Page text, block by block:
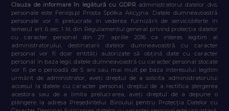
Clauza de informare în legătură cu GDPR administratorul datelor dvs.
personale este Feniqs.pl Prosta Spółka Akcyjna. Datele dumneavoastră
personale vor fi prelucrate în vederea furnizării de servicii/oferte în
temeiul art. 6 sec. 1 lit. din Regulamentul general privind protecția datelor
cu caracter personal din 27 aprilie 2016 ca interes legitim al
administratorului, destinatarii datelor dumneavoastră cu caracter
personal vor fi doar entități autorizate să obțină date cu caracter
personal în baza legii, datele dumneavoastră cu caracter personal stocate
vor fi pe o perioadă de 5 ani sau mai mult pe baza interesului legitim
urmărit de administrator, aveți dreptul de a solicita administratorului
accesul la datele cu caracter personal, dreptul de a rectifica ștergerea
acestora sau de a limita prelucrarea, aveți dreptul de a depune o
plângere la adresa Președintelui Biroului pentru Protecția Datelor cu